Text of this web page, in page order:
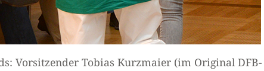
Vorsitzender Tobias Kurzmaier (im Original DFB-